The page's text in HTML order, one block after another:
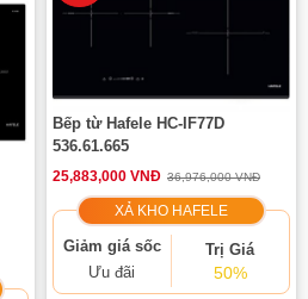
Bếp từ Hafele HC-IF77D
536.61.665
25,883,000 VNĐ 36,976,000 VNĐ
XẢ KHO HAFELE
Giảm giá sốc
Ưu đãi
Trị Giá
50%